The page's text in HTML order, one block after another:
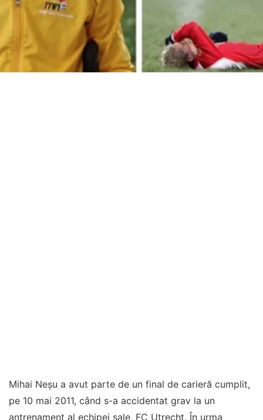
Mihai Neşu a avut parte de un final de carieră cumplit,
pe 10 mai 2011, când s-a accidentat grav la un
antrenament al echipei sale, FC Utrecht. În urma